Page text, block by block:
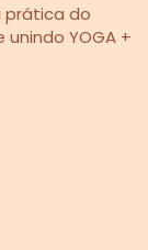
prática do
YOGA +